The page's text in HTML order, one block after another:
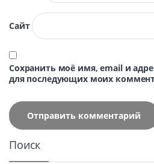
Сайт
Сохранить моё имя, email и
для последующих моих
Поиск